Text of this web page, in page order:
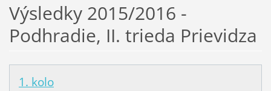
Výsledky 2015/2016 -
Podhradie, II. trieda Prievidza
1. kolo